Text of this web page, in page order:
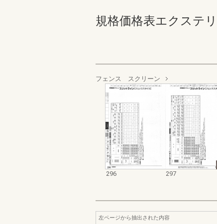
規格価格表エクステ
フェンス スクリーン
296 297
左ページから抽出された内容